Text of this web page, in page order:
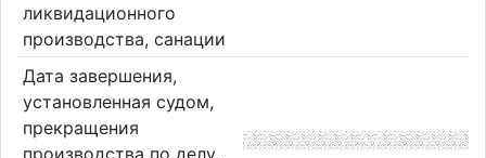
ликвидационного
производства, санации
Дата завершения,
установленная судом,
прекращения